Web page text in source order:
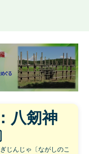
八剱神
じんじゃ〔ながしのこ